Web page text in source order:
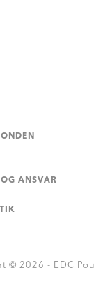
ANSVAR
© 2026 - EDC